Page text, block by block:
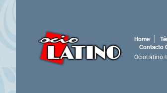
Home
Contacto
OcioLatino